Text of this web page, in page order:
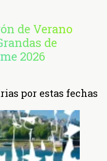
de Verano
de
2026
por estas fechas